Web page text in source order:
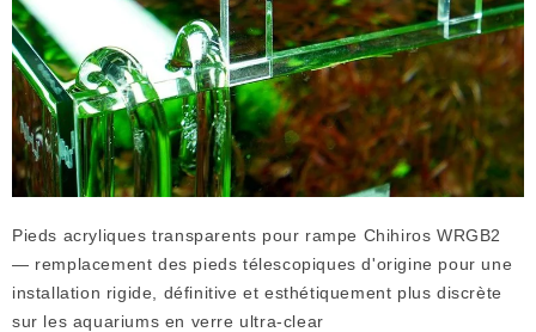
Pieds acryliques transparents pour rampe Chihiros WRGB2
— remplacement des pieds télescopiques d'origine pour une
installation rigide, définitive et esthétiquement plus discrète
sur les aquariums en verre ultra-clear